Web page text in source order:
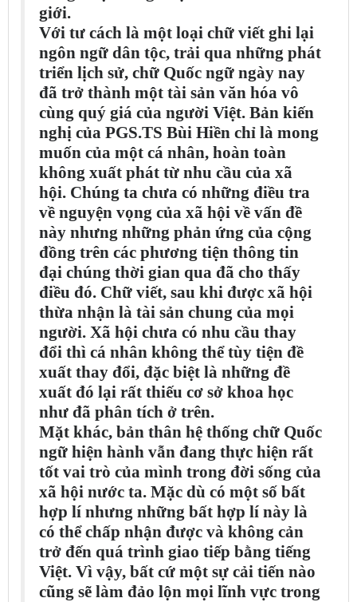
giới.
Với tư cách là một loại chữ viết ghi lại
ngôn ngữ dân tộc, trải qua những phát
triển lịch sử, chữ Quốc ngữ ngày nay
đã trở thành một tài sản văn hóa vô
cùng quý giá của người Việt. Bản kiến
nghị của PGS.TS Bùi Hiền chỉ là mong
muốn của một cá nhân, hoàn toàn
không xuất phát từ nhu cầu của xã
hội. Chúng ta chưa có những điều tra
về nguyện vọng của xã hội về vấn đề
này nhưng những phản ứng của cộng
đồng trên các phương tiện thông tin
đại chúng thời gian qua đã cho thấy
điều đó. Chữ viết, sau khi được xã hội
thừa nhận là tài sản chung của mọi
người. Xã hội chưa có nhu cầu thay
đổi thì cá nhân không thể tùy tiện đề
xuất thay đổi, đặc biệt là những đề
xuất đó lại rất thiếu cơ sở khoa học
như đã phân tích ở trên.
Mặt khác, bản thân hệ thống chữ Quốc
ngữ hiện hành vẫn đang thực hiện rất
tốt vai trò của mình trong đời sống của
xã hội nước ta. Mặc dù có một số bất
hợp lí nhưng những bất hợp lí này là
có thể chấp nhận được và không cản
trở đến quá trình giao tiếp bằng tiếng
Việt. Vì vậy, bất cứ một sự cải tiến nào
cũng sẽ làm đảo lộn mọi lĩnh vực trong